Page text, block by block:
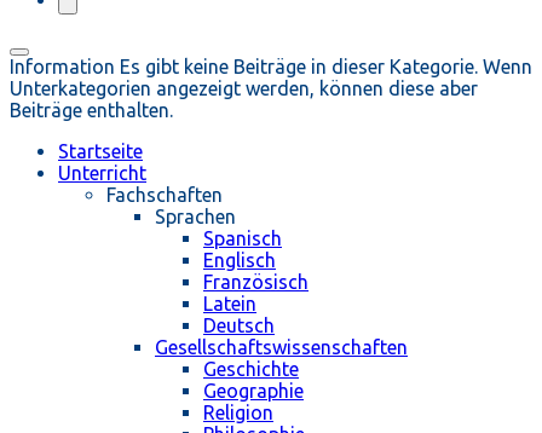
Information Es gibt keine Beiträge in dieser Kategorie. Wenn
Unterkategorien angezeigt werden, können diese aber
Beiträge enthalten.
Startseite
Unterricht
Fachschaften
Sprachen
Spanisch
Englisch
Französisch
Latein
Deutsch
Gesellschaftswissenschaften
Geschichte
Geographie
Religion